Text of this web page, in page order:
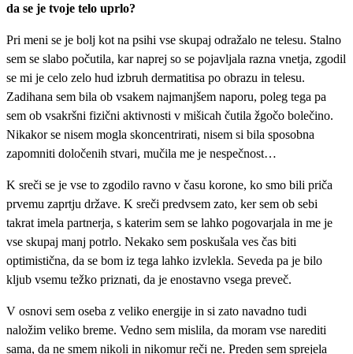
da se je tvoje telo uprlo?
Pri meni se je bolj kot na psihi vse skupaj odražalo ne telesu. Stalno
sem se slabo počutila, kar naprej so se pojavljala razna vnetja, zgodil
se mi je celo zelo hud izbruh dermatitisa po obrazu in telesu.
Zadihana sem bila ob vsakem najmanjšem naporu, poleg tega pa
sem ob vsakršni fizični aktivnosti v mišicah čutila žgočo bolečino.
Nikakor se nisem mogla skoncentrirati, nisem si bila sposobna
zapomniti določenih stvari, mučila me je nespečnost…
K sreči se je vse to zgodilo ravno v času korone, ko smo bili priča
prvemu zaprtju države. K sreči predvsem zato, ker sem ob sebi
takrat imela partnerja, s katerim sem se lahko pogovarjala in me je
vse skupaj manj potrlo. Nekako sem poskušala ves čas biti
optimistična, da se bom iz tega lahko izvlekla. Seveda pa je bilo
kljub vsemu težko priznati, da je enostavno vsega preveč.
V osnovi sem oseba z veliko energije in si zato navadno tudi
naložim veliko breme. Vedno sem mislila, da moram vse narediti
sama, da ne smem nikoli in nikomur reči ne. Preden sem sprejela